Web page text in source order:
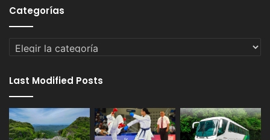
Categorías
Categorías
Last Modified Posts